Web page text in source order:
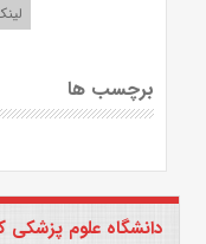
برچسب ها
دانشگاه علوم پزشکی